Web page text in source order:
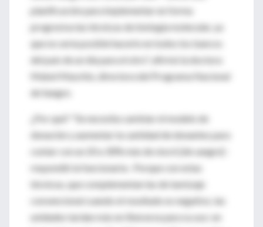
planificación para implementar en forma
progresiva las técnicas de biología molecular, ya
que no sería posible hacerlo en todos los bancos
del país de un día para el otro", afirmó la doctora
Mabel Maschio, directora del Programa Nacional
de Sangre.
¿Por qué? "Se necesita cambiar el modelo de
donación y aumentar la cantidad de donantes para
contar con un 20 a 30% más de stock [de sangre] -
respondió la funcionaria-. Porque con estas
técnicas, que complementan las de tamizaje
convencional cuando el resultado es negativo, las
unidades tardan más en liberarse para su uso: en